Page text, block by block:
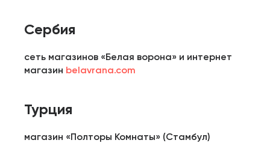
Сербия
сеть магазинов «Белая ворона» и интернет
магазин belavrana.com
Турция
магазин «Полторы Комнаты» (Стамбул)